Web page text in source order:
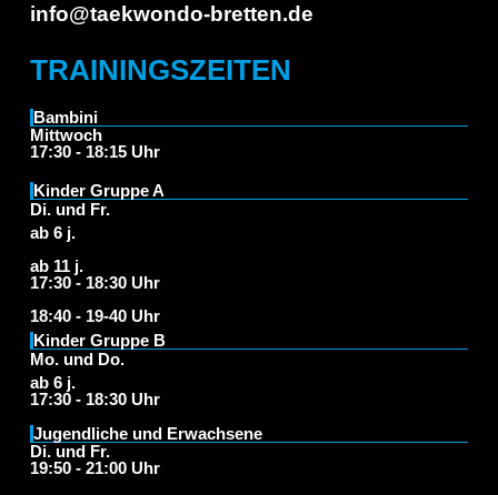
info@taekwondo-bretten.de
TRAININGSZEITEN
Bambini
Mittwoch
17:30 - 18:15 Uhr
Kinder Gruppe A
Di. und Fr.
ab 6 j.
ab 11 j.
17:30 - 18:30 Uhr
18:40 - 19-40 Uhr
Kinder Gruppe B
Mo. und Do.
ab 6 j.
17:30 - 18:30 Uhr
Jugendliche und Erwachsene
Di. und Fr.
19:50 - 21:00 Uhr